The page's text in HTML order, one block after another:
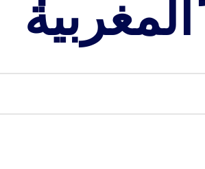
المغربية